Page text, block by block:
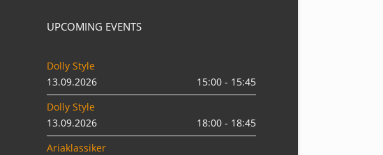
UPCOMING EVENTS
Dolly Style
13.09.2026
15:00 - 15:45
Dolly Style
13.09.2026
18:00 - 18:45
Ariaklassiker